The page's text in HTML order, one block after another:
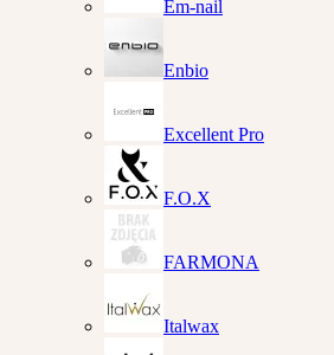
Em-nail
Enbio
Excellent Pro
F.O.X
FARMONA
Italwax